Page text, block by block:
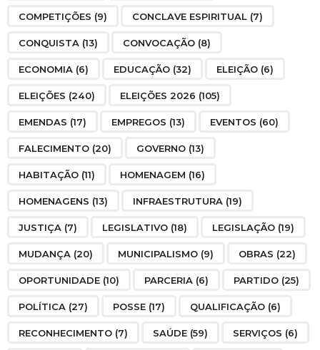
COMPETIÇÕES (9) CONCLAVE ESPIRITUAL (7)
CONQUISTA (13) CONVOCAÇÃO (8)
ECONOMIA (6) EDUCAÇÃO (32) ELEIÇÃO (6)
ELEIÇÕES (240) ELEIÇÕES 2026 (105)
EMENDAS (17) EMPREGOS (13) EVENTOS (60)
FALECIMENTO (20) GOVERNO (13)
HABITAÇÃO (11) HOMENAGEM (16)
HOMENAGENS (13) INFRAESTRUTURA (19)
JUSTIÇA (7) LEGISLATIVO (18) LEGISLAÇÃO (19)
MUDANÇA (20) MUNICIPALISMO (9) OBRAS (22)
OPORTUNIDADE (10) PARCERIA (6) PARTIDO (25)
POLÍTICA (27) POSSE (17) QUALIFICAÇÃO (6)
RECONHECIMENTO (7) SAÚDE (59) SERVIÇOS (6)